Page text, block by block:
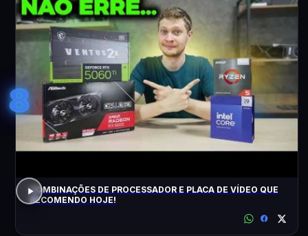
8
COMBINAÇÕES DE PROCESSADOR E PLACA DE VÍDEO QUE
RECOMENDO HOJE!